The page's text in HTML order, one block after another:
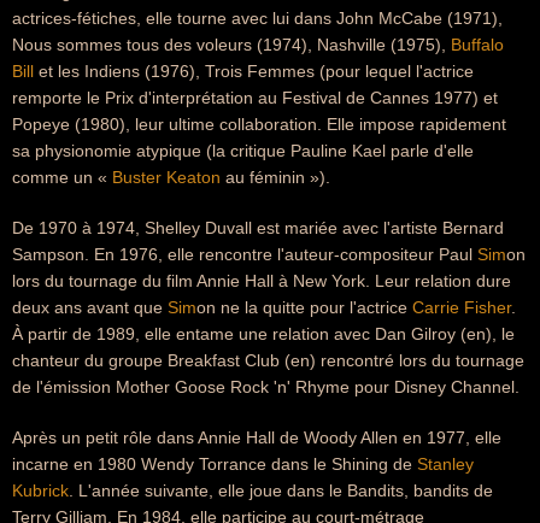
actrices-fétiches, elle tourne avec lui dans John McCabe (1971),
Nous sommes tous des voleurs (1974), Nashville (1975), Buffalo
Bill et les Indiens (1976), Trois Femmes (pour lequel l'actrice
remporte le Prix d'interprétation au Festival de Cannes 1977) et
Popeye (1980), leur ultime collaboration. Elle impose rapidement
sa physionomie atypique (la critique Pauline Kael parle d'elle
comme un « Buster Keaton au féminin »).
De 1970 à 1974, Shelley Duvall est mariée avec l'artiste Bernard
Sampson. En 1976, elle rencontre l'auteur-compositeur Paul Simon
lors du tournage du film Annie Hall à New York. Leur relation dure
deux ans avant que Simon ne la quitte pour l'actrice Carrie Fisher.
À partir de 1989, elle entame une relation avec Dan Gilroy (en), le
chanteur du groupe Breakfast Club (en) rencontré lors du tournage
de l'émission Mother Goose Rock 'n' Rhyme pour Disney Channel.
Après un petit rôle dans Annie Hall de Woody Allen en 1977, elle
incarne en 1980 Wendy Torrance dans le Shining de Stanley
Kubrick . L'année suivante, elle joue dans le Bandits, bandits de
Terry Gilliam. En 1984, elle participe au court-métrage